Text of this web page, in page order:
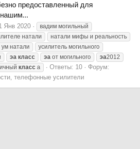
предоставленный для
Янв 2020
вадим могильный
натали
натали мифы и реальность
ум натали
усилитель могильного
эа класс эа от могильного эа2012
класс а Ответы: 10
Форум:
телефонные усилители